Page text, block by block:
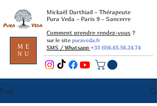
ME
NU
Mickaël Darthiail - Thérapeute
Pura Veda - Paris 9 - Sancerre
Comment prendre rendez-vous ?
sur le site puraveda.fr
SMS / Whatsapp +33 (0)6.65.56.24.74
Post